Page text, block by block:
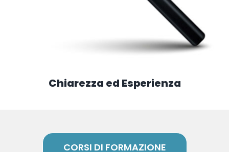
Chiarezza ed Esperienza
CORSI DI FORMAZIONE